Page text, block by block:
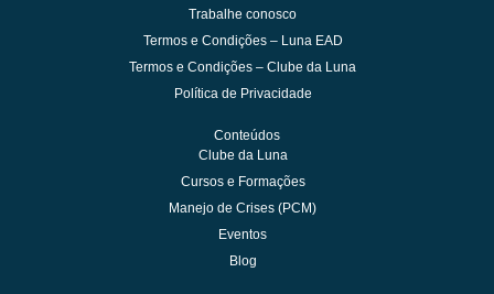
Trabalhe conosco
Termos e Condições – Luna EAD
Termos e Condições – Clube da Luna
Política de Privacidade
Conteúdos
Clube da Luna
Cursos e Formações
Manejo de Crises (PCM)
Eventos
Blog